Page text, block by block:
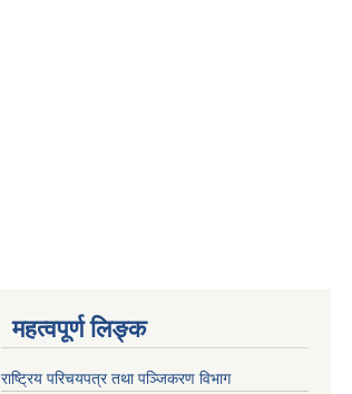
महत्वपूर्ण लि‍‍‍‍‍‌ङ्क
राष्ट्रिय परिचयपत्र तथा पञ्जिकरण विभाग